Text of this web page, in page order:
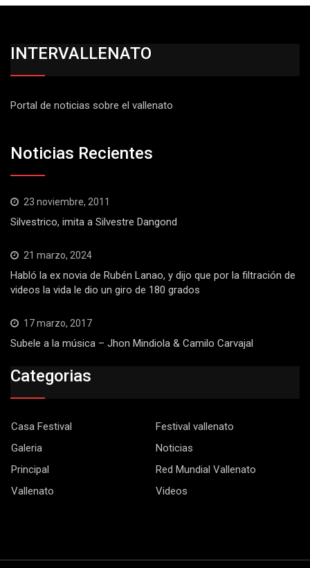
INTERVALLENATO
Portal de noticias sobre el vallenato
Noticias Recientes
23 noviembre, 2011
Silvestrico, imita a Silvestre Dangond
21 marzo, 2024
Habló la ex novia de Rubén Lanao, y dijo que por la filtración de
videos la vida le dio un giro de 180 grados
17 marzo, 2017
Subele a la música – Jhon Mindiola & Camilo Carvajal
Categorias
Casa Festival
Festival vallenato
Galeria
Noticias
Principal
Red Mundial Vallenato
Vallenato
Videos